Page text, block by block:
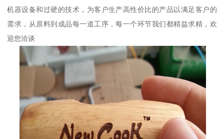
机器设备和过硬的技术，为客户生产高性价比的产品以满足客户的
需求，从原料到成品每一道工序，每一个环节我们都精益求精，欢
迎您洽谈